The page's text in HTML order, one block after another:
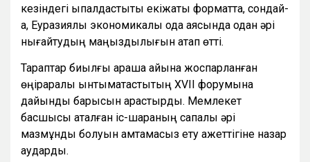
кезіндегі ықпалдастықты екіжақты форматта, сондай-
ақ, Еуразиялық экономикалық одақ аясында одан әрі
нығайтудың маңыздылығын атап өтті.
Тараптар биылғы қараша айына жоспарланған
өңіраралық ынтымақтастықтың XVII форумына
дайындық барысын қарастырды. Мемлекет
басшысы аталған іс-шараның сапалы әрі
мазмұнды болуын қамтамасыз ету қажеттігіне назар
аударды.